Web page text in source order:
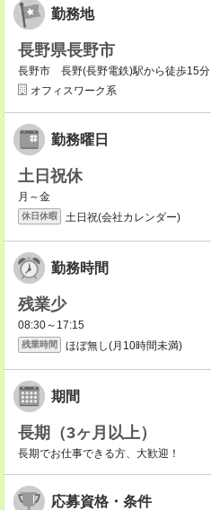
勤務地
長野県長野市
長野市 長野(長野電鉄)駅から徒歩15分
オフィスワーク系
勤務曜日
土日祝休
月～金
休日休暇 土日祝(会社カレンダー)
勤務時間
残業少
08:30～17:15
残業時間 ほぼ無し(月10時間未満)
期間
長期（3ヶ月以上）
長期でお仕事できる方、大歓迎！
応募資格・条件